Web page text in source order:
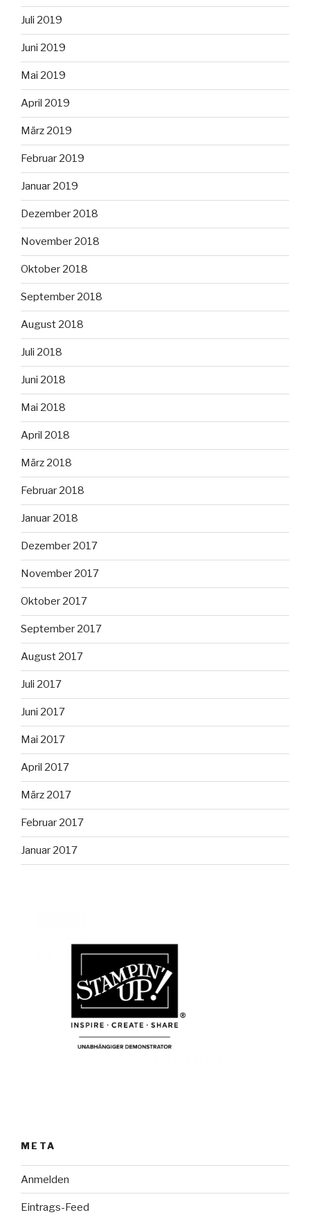
Juli 2019
Juni 2019
Mai 2019
April 2019
März 2019
Februar 2019
Januar 2019
Dezember 2018
November 2018
Oktober 2018
September 2018
August 2018
Juli 2018
Juni 2018
Mai 2018
April 2018
März 2018
Februar 2018
Januar 2018
Dezember 2017
November 2017
Oktober 2017
September 2017
August 2017
Juli 2017
Juni 2017
Mai 2017
April 2017
März 2017
Februar 2017
Januar 2017
META
Anmelden
Eintrags-Feed